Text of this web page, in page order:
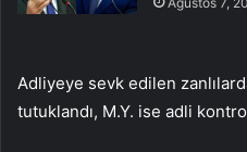
Adliyeye sevk edilen
tutuklandı, M.Y. ise adli